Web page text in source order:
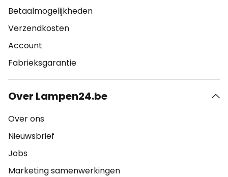
Betaalmogelijkheden
Verzendkosten
Account
Fabrieksgarantie
Over Lampen24.be
Over ons
Nieuwsbrief
Jobs
Marketing samenwerkingen